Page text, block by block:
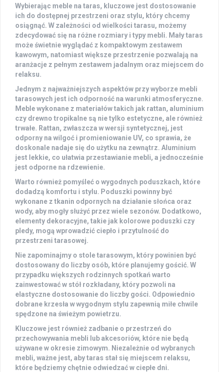
Wybierając meble na taras, kluczowe jest dostosowanie
ich do dostępnej przestrzeni oraz stylu, który chcemy
osiągnąć. W zależności od wielkości tarasu, możemy
zdecydować się na różne rozmiary i typy mebli. Mały taras
może świetnie wyglądać z kompaktowym zestawem
kawowym, natomiast większe przestrzenie pozwalają na
aranżacje z pełnym zestawem jadalnym oraz miejscem do
relaksu.
Jednym z najważniejszych aspektów przy wyborze mebli
tarasowych jest ich odporność na warunki atmosferyczne.
Meble wykonane z materiałów takich jak rattan, aluminium
czy drewno tropikalne są nie tylko estetyczne, ale również
trwałe. Rattan, zwłaszcza w wersji syntetycznej, jest
odporny na wilgoć i promieniowanie UV, co sprawia, że
doskonale nadaje się do użytku na zewnątrz. Aluminium
jest lekkie, co ułatwia przestawianie mebli, a jednocześnie
jest odporne na rdzewienie.
Warto również pomyśleć o wygodnych poduszkach, które
dodadzą komfortu i stylu. Poduszki powinny być
wykonane z tkanin odpornych na działanie słońca oraz
wody, aby mogły służyć przez wiele sezonów. Dodatkowo,
elementy dekoracyjne, takie jak kolorowe poduszki czy
pledy, mogą wprowadzić ciepło i przytulność do
przestrzeni tarasowej.
Nie zapominajmy o stole tarasowym, który powinien być
dostosowany do liczby osób, które planujemy gościć. W
przypadku większych rodzinnych spotkań warto
zainwestować w stół rozkładany, który pozwoli na
elastyczne dostosowanie do liczby gości. Odpowiednio
dobrane krzesła w wygodnym stylu zapewnią miłe chwile
spędzone na świeżym powietrzu.
Kluczowe jest również zadbanie o przestrzeń do
przechowywania mebli lub akcesoriów, które nie będą
używane w okresie zimowym. Niezależnie od wybranych
mebli, ważne jest, aby taras stał się miejscem relaksu,
które będziemy chętnie odwiedzać w ciepłe dni.